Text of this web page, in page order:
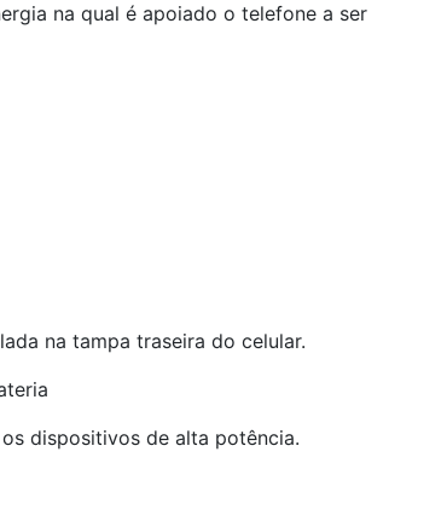
na qual é apoiado o telefone a ser
na tampa traseira do celular.
dispositivos de alta potência.